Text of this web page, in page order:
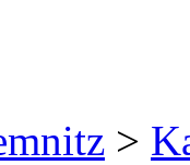
>